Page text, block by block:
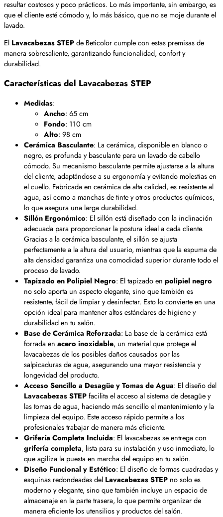
resultar costosos y poco prácticos. Lo más importante, sin embargo, es
que el cliente esté cómodo y, lo más básico, que no se moje durante el
lavado.
El Lavacabezas STEPde Beticolor cumple con estas premisas de
manera sobresaliente, garantizando funcionalidad, confort y
durabilidad.
Características del Lavacabezas STEP
Medidas:
Ancho: 65 cm
Fondo: 110 cm
Alto: 98 cm
Cerámica Basculante: La cerámica, disponible en blanco o
negro, es profunda y basculante para un lavado de cabello
cómodo. Su mecanismo basculante permite ajustarse a la altura
del cliente, adaptándose a su ergonomía y evitando molestias en
el cuello. Fabricada en cerámica de alta calidad, es resistente al
agua, así como a manchas de tinte y otros productos químicos,
lo que asegura una larga durabilidad.
Sillón Ergonómico: El sillón está diseñado con la inclinación
adecuada para proporcionar la postura ideal a cada cliente.
Gracias a la cerámica basculante, el sillón se ajusta
perfectamente a la altura del usuario, mientras que la espuma de
alta densidad garantiza una comodidad superior durante todo el
proceso de lavado.
Tapizado en Polipiel Negro: El tapizado en polipiel negro
no solo aporta un aspecto elegante, sino que también es
resistente, fácil de limpiar y desinfectar. Esto lo convierte en una
opción ideal para mantener altos estándares de higiene y
durabilidad en tu salón.
Base de Cerámica Reforzada: La base de la cerámica está
forrada en acero inoxidable, un material que protege el
lavacabezas de los posibles daños causados por las
salpicaduras de agua, asegurando una mayor resistencia y
longevidad del producto.
Acceso Sencillo a Desagüe y Tomas de Agua: El diseño del
Lavacabezas STEPfacilita el acceso al sistema de desagüe y
las tomas de agua, haciendo más sencillo el mantenimiento y la
limpieza del equipo. Este acceso rápido permite a los
profesionales trabajar de manera más eficiente.
Grifería Completa Incluida: El lavacabezas se entrega con
grifería completa, lista para su instalación y uso inmediato, lo
que agiliza la puesta en marcha del equipo en tu salón.
Diseño Funcional y Estético: El diseño de formas cuadradas y
esquinas redondeadas del Lavacabezas STEP no solo es
moderno y elegante, sino que también incluye un espacio de
almacenaje en la parte trasera, lo que permite organizar de
manera eficiente los utensilios y productos del salón.